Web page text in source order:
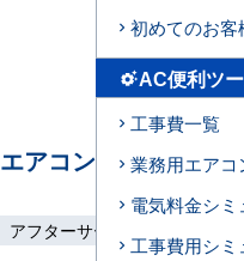
エアコンセンターAC
アフターサービス
初めてのお客
settings_suggestAC便利ツ
工事費一覧
業務用エア
電気料金シ
工事費用シ